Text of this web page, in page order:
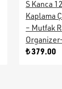
S Kanca
Kaplama
– Mutfak
₺ 379.00